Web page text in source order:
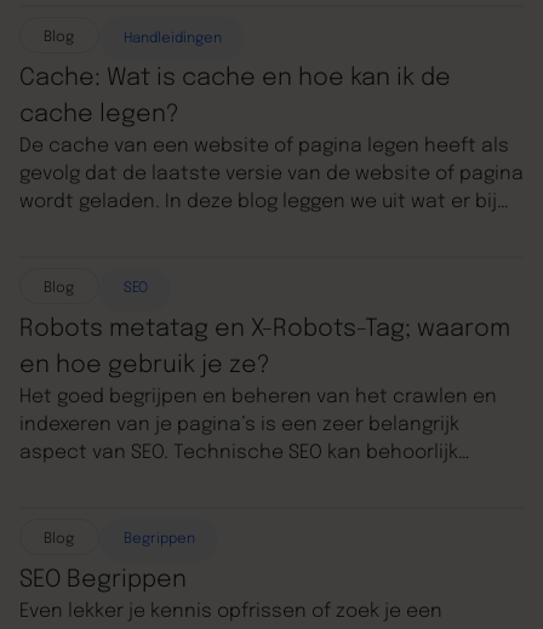
je in deze blog helemaal meenemen om conversie
optimalisatie en andere essentiële onderdelen van
je online marketingstrategie te verkennen. Zo gaan
we kijken hoe CRO naadloos aansluit bij kanalen als
Google Ads, Social Media Ads en SEO. Maar eerst de
betekenis van CRO.
Blog Handleidingen
Cache: Wat is cache en hoe kan ik de
cache legen?
De cache van een website of pagina legen heeft als
gevolg dat de laatste versie van de website of pagina
wordt geladen. In deze blog leggen we uit wat er bij
Blog SEO
Robots metatag en X-Robots-Tag; waarom
en hoe gebruik je ze?
Het goed begrijpen en beheren van het crawlen en
indexeren van je pagina’s is een zeer belangrijk
aspect van SEO. Technische SEO kan behoorlijk
een metatag is, welke metatags er zijn en hoe je ze
toepast.
Blog Begrippen
SEO Begrippen
Even lekker je kennis opfrissen of zoek je een